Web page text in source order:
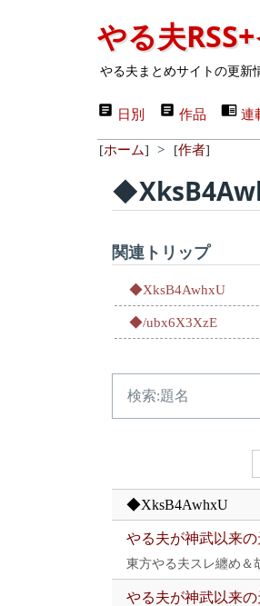
やる夫
やる夫まとめサイトの更新
日別 作品 連
[ホーム] > [作者]
関連トリップ
◆XksB4AwhxU
◆/ubx6X3XzE
◆XksB4AwhxU
やる夫が神武以来
東方やる夫スレ纏め＆
やる夫が神武以来